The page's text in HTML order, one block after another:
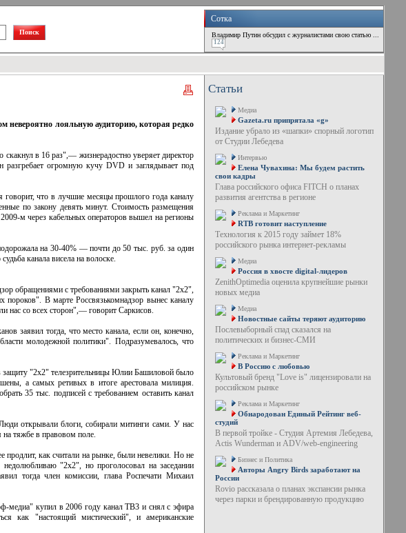
Сотка
Владимир Путин обсудил с журналистами свою статью ...
124
невероятно лояльную аудиторию, которая редко
в 16 раз",— жизнерадостно уверяет директор
разгребает огромную кучу DVD и заглядывает под
говорит, что в лучшие месяцы прошлого года каналу
по закону девять минут. Стоимость размещения
м через кабельных операторов вышел на регионы
на 30-40% — почти до 50 тыс. руб. за один
канала висела на волоске.
обращениями с требованиями закрыть канал "2x2",
пороков". В марте Россвязькомнадзор вынес каналу
нас со всех сторон",— говорит Саркисов.
заявил тогда, что место канала, если он, конечно,
молодежной политики". Подразумевалось, что
защиту "2x2" телезрительницы Юлии Башиловой было
а самых ретивых в итоге арестовала милиция.
35 тыс. подписей с требованием оставить канал
открывали блоги, собирали митинги сами. У нас
тяжбе в правовом поле.
продлит, как считали на рынке, были невелики. Но не
"2x2", но проголосовал на заседании
тогда член комиссии, глава Роспечати Михаил
медиа" купил в 2006 году канал ТВ3 и снял с эфира
как "настоящий мистический", и американские
Статьи
Медиа
Gazeta.ru припрятала «g»
Издание убрало из «шапки» спорный логотип
от Студии Лебедева
Интервью
Елена Чувахина: Мы будем растить
свои кадры
Глава российского офиса FITCH о планах
развития агентства в регионе
Реклама и Маркетинг
RTB готовит наступление
Технология к 2015 году займет 18%
российского рынка интернет-рекламы
Медиа
Россия в хвосте digital-лидеров
ZenithOptimedia оценила крупнейшие рынки
новых медиа
Медиа
Новостные сайты теряют аудиторию
Послевыборный спад сказался на
политических и бизнес-СМИ
Реклама и Маркетинг
В Россию с любовью
Культовый бренд "Love is" лицензировали на
российском рынке
Реклама и Маркетинг
Обнародован Единый Рейтинг веб-
студий
В первой тройке - Студия Артемия Лебедева,
Actis Wunderman и ADV/web-engineering
Бизнес и Политика
Авторы Angry Birds заработают на
России
Rovio рассказала о планах экспансии рынка
через парки и брендированную продукцию